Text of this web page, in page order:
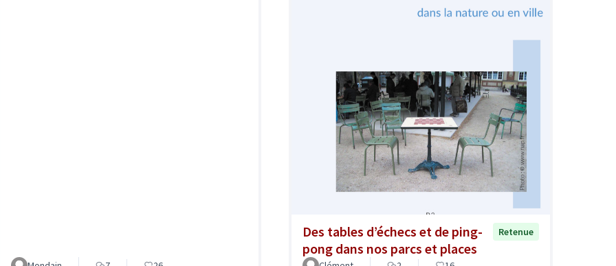
Des tables d’échecs et de ping-
pong dans nos parcs et places
Retenue